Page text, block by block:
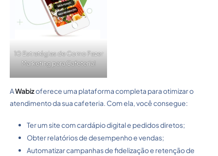
10 Estratégias de Como Fazer
Marketing para Cafeteria!
AWabizoferece uma plataforma completa para otimizar o
atendimento da sua cafeteria. Com ela, você consegue:
Ter um site com cardápio digital e pedidos diretos;
Obter relatórios de desempenho e vendas;
Automatizar campanhas de fidelização e retenção de